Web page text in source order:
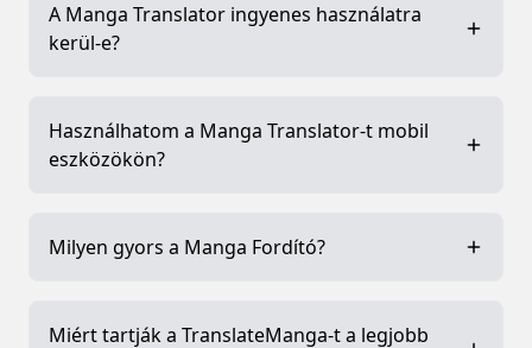
A Manga Translator ingyenes használatra
kerül-e?
Használhatom a Manga Translator-t mobil
eszközökön?
Milyen gyors a Manga Fordító?
Miért tartják a TranslateManga-t a legjobb